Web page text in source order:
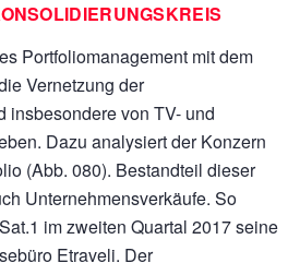
Portfoliomanagement mit dem
Vernetzung der
insbesondere von TV- und
Dazu analysiert der Konzern
(Abb. 080). Bestandteil dieser
Unternehmensverkäufe. So
im zweiten Quartal 2017 seine
Etraveli. Der